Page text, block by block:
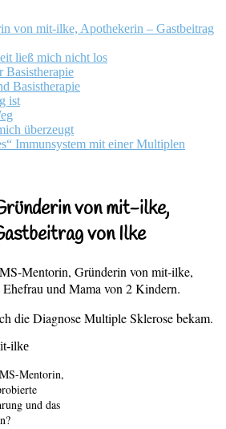
von mit-ilke, Apothekerin – Gastbeitrag
ließ mich nicht los
Basistherapie
Basistherapie
ist
überzeugt
Immunsystem mit einer Multiplen
von mit-ilke,
von Ilke
Mentorin, Gründerin von mit-ilke,
und Mama von 2 Kindern.
die Diagnose Multiple Sklerose bekam.
Mentorin,
und das